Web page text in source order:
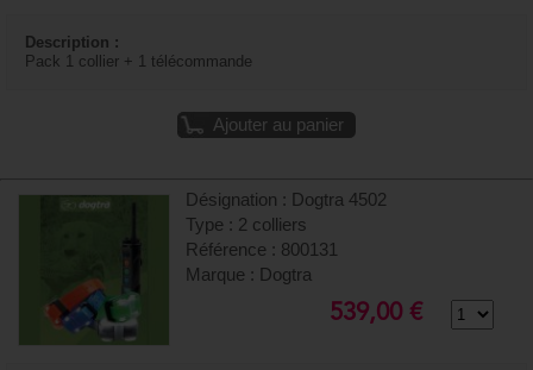
Description :
Pack 1 collier + 1 télécommande
Ajouter au panier
Désignation : Dogtra 4502
Type : 2 colliers
Référence : 800131
Marque : Dogtra
539,00 €